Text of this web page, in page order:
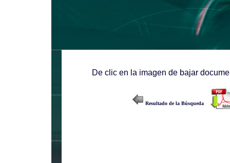
De clic en la imagen de bajar
Resultado de la Búsqueda